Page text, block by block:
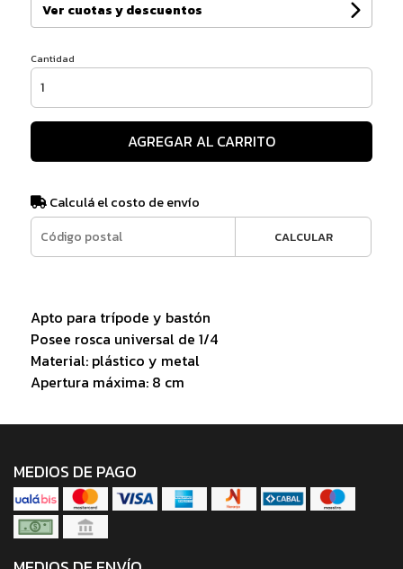
Ver cuotas y descuentos
Cantidad
AGREGAR AL CARRITO
Calculá el costo de envío
CALCULAR
Apto para trípode y bastón
Posee rosca universal de 1/4
Material: plástico y metal
Apertura máxima: 8 cm
MEDIOS DE PAGO